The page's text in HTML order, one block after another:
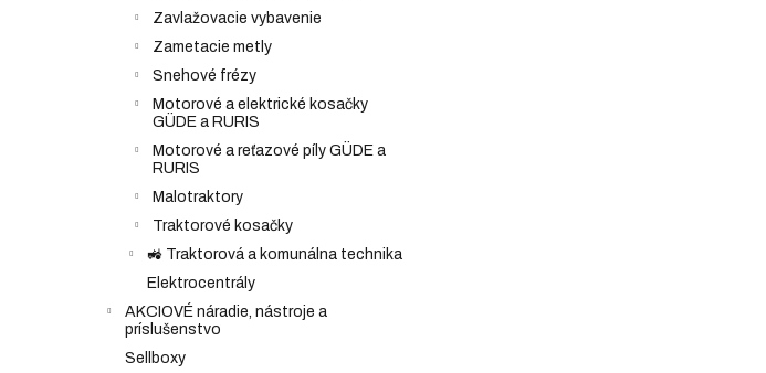
Zavlažovacie vybavenie
Zametacie metly
Snehové frézy
Motorové a elektrické kosačky
GÜDE a RURIS
Motorové a reťazové píly GÜDE a
RURIS
Malotraktory
Traktorové kosačky
🚜 Traktorová a komunálna technika
Elektrocentrály
AKCIOVÉ náradie, nástroje a
príslušenstvo
Sellboxy